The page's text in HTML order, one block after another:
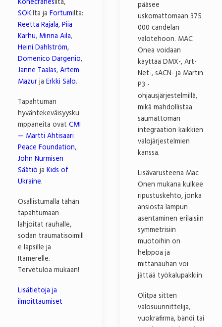
SOK:lta ja Fortumilta:
Reetta Rajala,Piia
Karhu, Minna Aila,
Heini Dahlström,
Domenico Dargenio,
Janne Taalas,Artem
Mazurja Erkki Salo.
Tapahtuman
hyväntekeväisyysku
mppaneita ovat CMI
— Martti Ahtisaari
Peace Foundation,
John Nurmisen
Säätiöja Kids of
Ukraine.
Osallistumalla tähän
tapahtumaan
lahjoitat rauhalle,
sodan traumatisoimill
e lapsille ja
Itämerelle.
Tervetuloa mukaan!
Lisätietoja ja
ilmoittaumiset
pääsee
uskomattomaan 375
000 candelan
valotehoon. MAC
Onea voidaan
käyttää DMX-, Art-
Net-, sACN- ja Martin
P3 -
ohjausjärjestelmillä,
mikä mahdollistaa
saumattoman
integraation kaikkien
valojärjestelmien
kanssa.
Lisävarusteena Mac
Onen mukana kulkee
ripustuskehto, jonka
ansiosta lampun
asentaminen erilaisiin
symmetrisiin
muotoihin on
helppoa ja
mittanauhan voi
jättää työkalupakkiin.
Olitpa sitten
valosuunnittelija,
vuokrafirma, bändi tai